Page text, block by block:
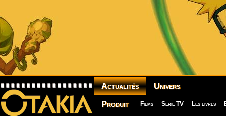
Actualités Univers
Produit Films Série TV Les livres